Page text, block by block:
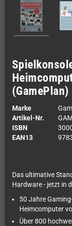
(GamePlan)
Marke
Artikel-Nr.
ISBN
EAN13
Das ultimative
Hardware - jetzt in
50 Jahre
Heimcomputer
Über 800